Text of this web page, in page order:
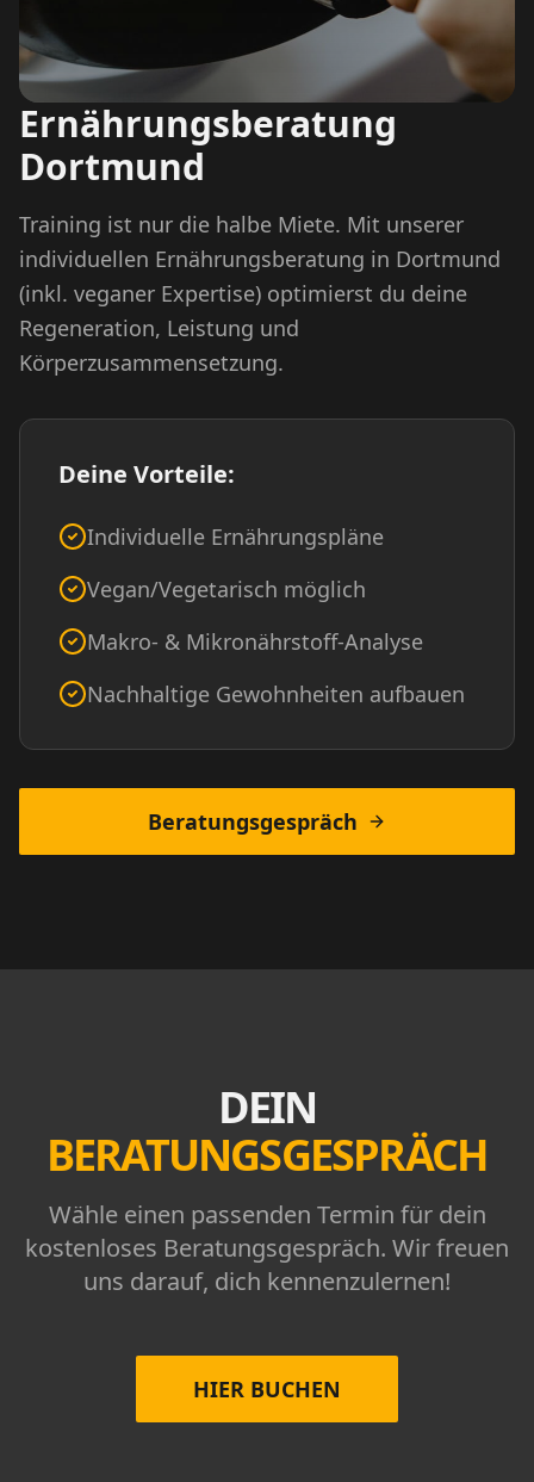
Ernährungsberatung
Dortmund
Training ist nur die halbe Miete. Mit unserer
individuellen Ernährungsberatung in Dortmund
(inkl. veganer Expertise) optimierst du deine
Regeneration, Leistung und
Körperzusammensetzung.
Deine Vorteile:
Individuelle Ernährungspläne
Vegan/Vegetarisch möglich
Makro- & Mikronährstoff-Analyse
Nachhaltige Gewohnheiten aufbauen
Beratungsgespräch
DEIN
BERATUNGSGESPRÄCH
Wähle einen passenden Termin für dein
kostenloses Beratungsgespräch. Wir freuen
uns darauf, dich kennenzulernen!
HIER BUCHEN